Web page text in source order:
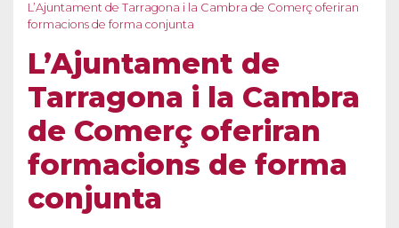
L’Ajuntament de Tarragona i la Cambra de Comerç oferiran
formacions de forma conjunta
L’Ajuntament de
Tarragona i la Cambra
de Comerç oferiran
formacions de forma
conjunta